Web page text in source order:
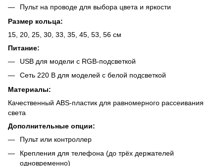
Пульт на проводе для выбора цвета и яркости
Размер кольца:
15, 20, 25, 30, 33, 35, 45, 53, 56 см
Питание:
USB для модели с RGB-подсветкой
Сеть 220 В для моделей с белой подсветкой
Материалы:
Качественный ABS-пластик для равномерного рассеивания
света
Дополнительные опции:
Пульт или контроллер
Крепления для телефона (до трёх держателей
одновременно)